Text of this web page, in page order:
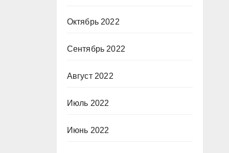
Октябрь 2022
Сентябрь 2022
Август 2022
Июль 2022
Июнь 2022